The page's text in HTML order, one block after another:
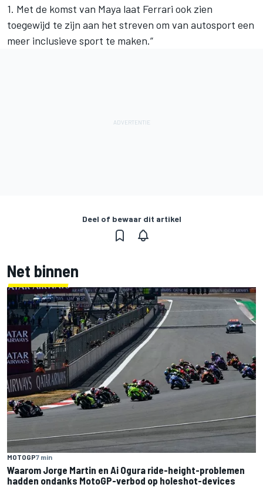
1. Met de komst van Maya laat Ferrari ook zien
toegewijd te zijn aan het streven om van autosport een
meer inclusieve sport te maken.”
Deel of bewaar dit artikel
Net binnen
MOTOGP7 min
Waarom Jorge Martin en Ai Ogura ride-height-problemen
hadden ondanks MotoGP-verbod op holeshot-devices